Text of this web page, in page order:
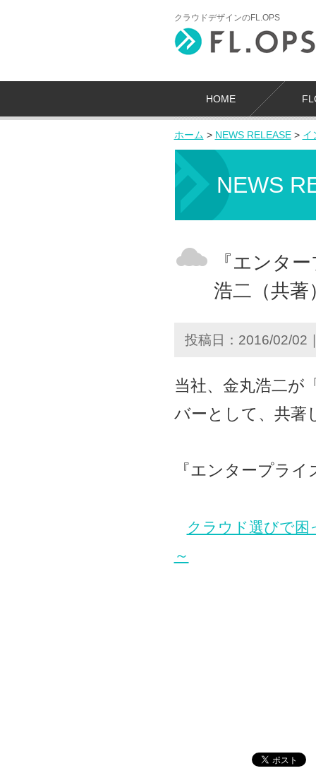
クラウドデザインのFL.OPS
HOME
ホーム > NEWS RELEASE> イ
NEWS
『エンタ
浩二（共著
投稿日：2016/02/02
当社、金丸浩二が
バーとして、共著
『エンタープラ
クラウド選びで
～